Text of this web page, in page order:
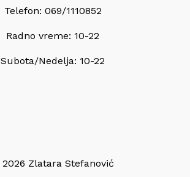
Telefon: 069/1110852
Radno vreme: 10-22
Subota/Nedelja: 10-22
2026 Zlatara Stefanović